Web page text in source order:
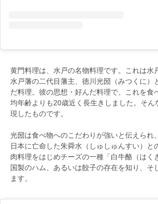
黄門料理は、水戸の名物料理です。これは水
水戸藩の二代目藩主、徳川光圀（みつくに）
だ料理。彼の思想・好んだ料理で、これを食
均年齢よりも20歳近く長生きしました。そん
現したものです。
光圀は食べ物へのこだわりが強いと伝えられ
日本に亡命した朱舜水（しゅしゅんすい）と
肉料理をはじめチーズの一種「白牛酪（はく
国製のハム、あるいは餃子の存在を知り、そ
ます。